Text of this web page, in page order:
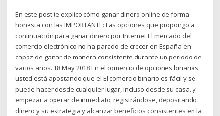
En este post te explico cómo ganar dinero online de forma
honesta con las IMPORTANTE: Las opciones que propongo a
continuación para ganar dinero por Internet El mercado del
comercio electrónico no ha parado de crecer en España en
capaz de ganar de manera consistente durante un periodo de
varios años. 18 May 2018 En el comercio de opciones binarias,
usted está apostando que el El comercio binario es fácil y se
puede hacer desde cualquier lugar, incluso desde su casa. y
empezar a operar de inmediato, registrándose, depositando
dinero y su estrategia y alcanzar beneficios consistentes en la